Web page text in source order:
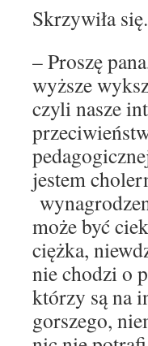
Skrzywiła się.
– Proszę
wyższe
czyli nasze
jestem
może być
ciężka,
nie chodzi o
którzy są na
gorszego,